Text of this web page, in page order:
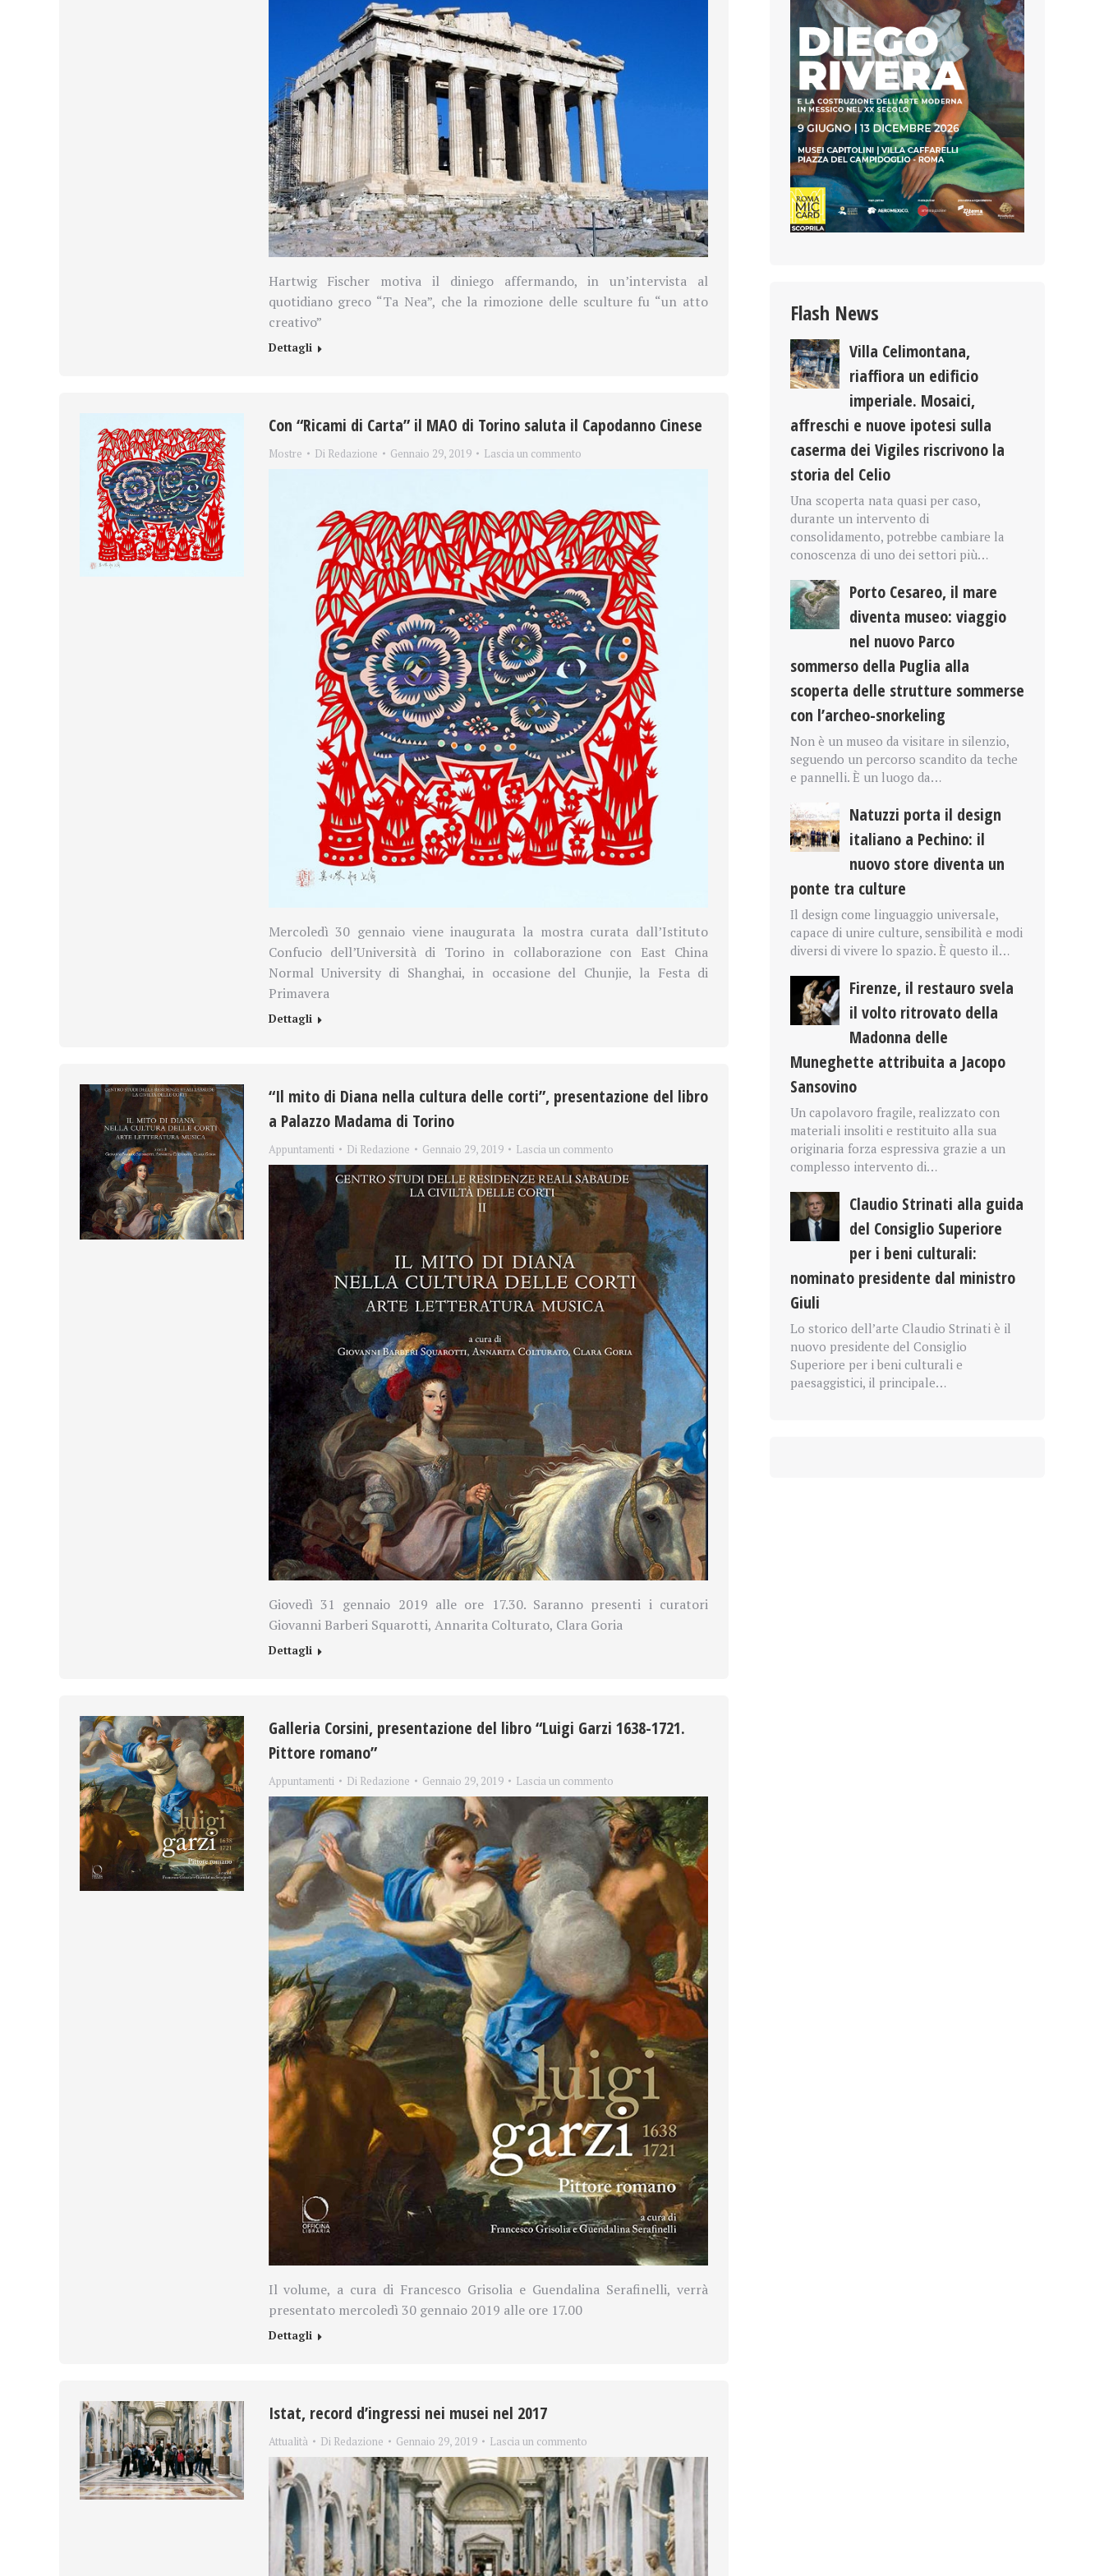
Hartwig Fischer motiva il diniego affermando, in un’intervista al
quotidiano greco “Ta Nea”, che la rimozione delle sculture fu “un atto
creativo”
Dettagli
Con “Ricami di Carta” il MAO di Torino saluta il Capodanno Cinese
Mostre Di Redazione Gennaio 29, 2019 Lascia un commento
Mercoledì 30 gennaio viene inaugurata la mostra curata dall’Istituto
Confucio dell’Università di Torino in collaborazione con East China
Normal University di Shanghai, in occasione del Chunjie, la Festa di
Primavera
Dettagli
“Il mito di Diana nella cultura delle corti”, presentazione del libro
a Palazzo Madama di Torino
Appuntamenti Di Redazione Gennaio 29, 2019 Lascia un commento
Giovedì 31 gennaio 2019 alle ore 17.30. Saranno presenti i curatori
Giovanni Barberi Squarotti, Annarita Colturato, Clara Goria
Dettagli
Galleria Corsini, presentazione del libro “Luigi Garzi 1638-1721.
Pittore romano”
Appuntamenti Di Redazione Gennaio 29, 2019 Lascia un commento
Il volume, a cura di Francesco Grisolia e Guendalina Serafinelli, verrà
presentato mercoledì 30 gennaio 2019 alle ore 17.00
Dettagli
Istat, record d’ingressi nei musei nel 2017
Attualità Di Redazione Gennaio 29, 2019 Lascia un commento
Flash News
Villa Celimontana,
riaffiora un edificio
imperiale. Mosaici,
affreschi e nuove ipotesi sulla
caserma dei Vigiles riscrivono la
storia del Celio
Una scoperta nata quasi per caso,
durante un intervento di
consolidamento, potrebbe cambiare la
conoscenza di uno dei settori più…
Porto Cesareo, il mare
diventa museo: viaggio
nel nuovo Parco
sommerso della Puglia alla
scoperta delle strutture sommerse
con l’archeo-snorkeling
Non è un museo da visitare in silenzio,
seguendo un percorso scandito da teche
e pannelli. È un luogo da…
Natuzzi porta il design
italiano a Pechino: il
nuovo store diventa un
ponte tra culture
Il design come linguaggio universale,
capace di unire culture, sensibilità e modi
diversi di vivere lo spazio. È questo il…
Firenze, il restauro svela
il volto ritrovato della
Madonna delle
Muneghette attribuita a Jacopo
Sansovino
Un capolavoro fragile, realizzato con
materiali insoliti e restituito alla sua
originaria forza espressiva grazie a un
complesso intervento di…
Claudio Strinati alla guida
del Consiglio Superiore
per i beni culturali:
nominato presidente dal ministro
Giuli
Lo storico dell’arte Claudio Strinati è il
nuovo presidente del Consiglio
Superiore per i beni culturali e
paesaggistici, il principale…